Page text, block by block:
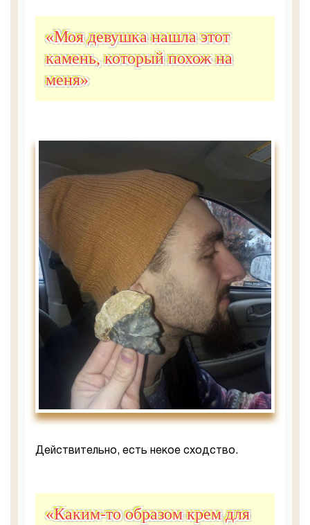
«Моя девушка нашла этот
камень, который похож на
меня»
Действительно, есть некое сходство.
«Каким-то образом крем для